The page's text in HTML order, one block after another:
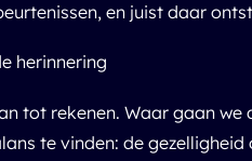
en juist daar
herinnering
tot rekenen. Waar gaan
te vinden: de